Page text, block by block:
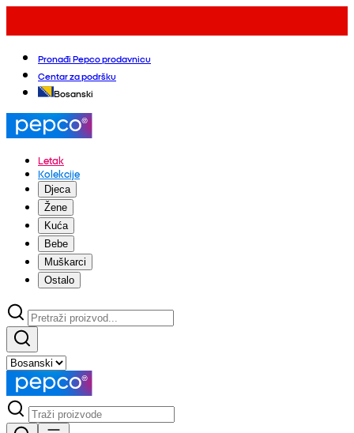
Pronađi Pepco prodavnicu
Centar za podršku
Bosanski
Letak
Kolekcije
Djeca
Žene
Kuća
Bebe
Muškarci
Ostalo